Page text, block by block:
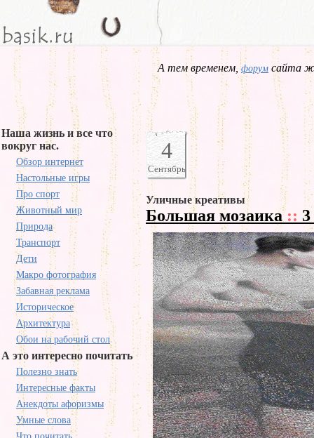
А тем временем,форум сайта
Наша жизнь и все что
вокруг нас.
Обзор интернет
Настольные игры
Про спорт
Животный мир
Природа
Транспорт
Дети
Макро фотография
Забавная реклама
Историческое
Архитектура
Обои на рабочий стол
А это интересно почитать
Полезно знать
Интересные факты
Анекдоты афоризмы
Умные слова
4
Сентябрь
Уличные креативы
Большая мозаика::